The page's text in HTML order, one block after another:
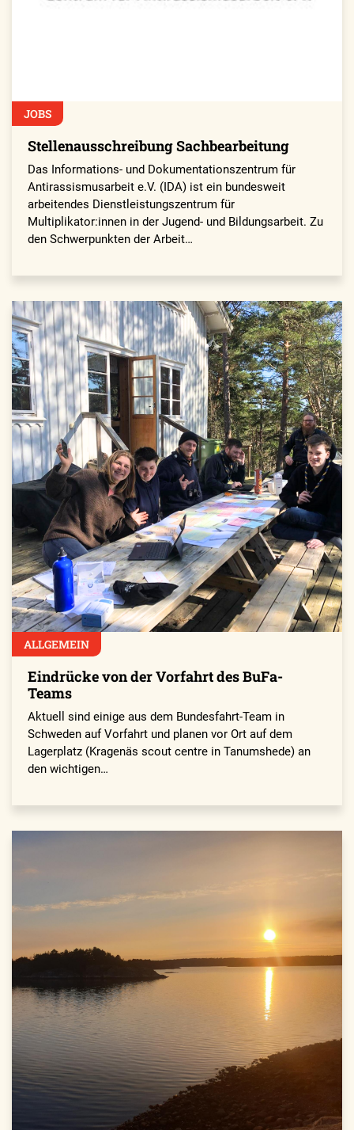
JOBS
Stellenausschreibung Sachbearbeitung
Das Informations- und Dokumentationszentrum für
Antirassismusarbeit e.V. (IDA) ist ein bundesweit
arbeitendes Dienstleistungszentrum für
Multiplikator:innen in der Jugend- und Bildungsarbeit. Zu
den Schwerpunkten der Arbeit…
ALLGEMEIN
Eindrücke von der Vorfahrt des BuFa-
Teams
Aktuell sind einige aus dem Bundesfahrt-Team in
Schweden auf Vorfahrt und planen vor Ort auf dem
Lagerplatz (Kragenäs scout centre in Tanumshede) an
den wichtigen…